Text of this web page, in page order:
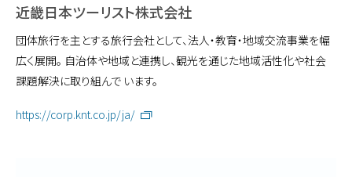
近畿日本ツーリスト株式会社
団体旅行を主とする旅行会社として、法人・教育・地域交流事業を幅
広く展開。 自治体や地域と連携し、観光を通じた地域活性化や社会
課題解決に取り組んで います。
https://corp.knt.co.jp/ja/